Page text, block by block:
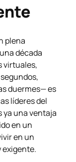
plena
década
virtuales,
duermes— es
líderes del
ya una ventaja
en un
en un
exigente.